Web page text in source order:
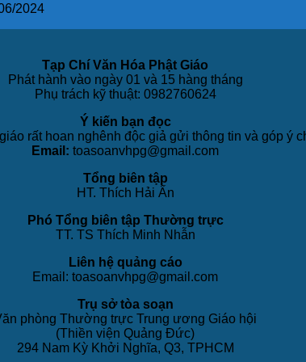
2024
Tạp Chí Văn Hóa Phật Giáo
Phát hành vào ngày 01 và 15 hàng tháng
Phụ trách kỹ thuật: 0982760624
Ý kiến bạn đọc
rất hoan nghênh độc giả gửi thông tin và góp ý
Email: toasoanvhpg@gmail.com
Tổng biên tập
HT. Thích Hải Ấn
Phó Tổng biên tập Thường trực
TT. TS Thích Minh Nhẫn
Liên hệ quảng cáo
Email: toasoanvhpg@gmail.com
Trụ sở tòa soạn
phòng Thường trực Trung ương Giáo hội
(Thiền viện Quảng Đức)
294 Nam Kỳ Khởi Nghĩa, Q3, TPHCM